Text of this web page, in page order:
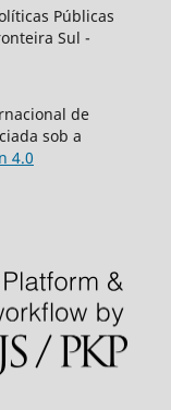
Públicas
Sul -
de
sob a
4.0